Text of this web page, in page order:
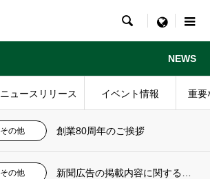
 menu
NEWS
ニュースリリース イベント情報 重要
その他 創業80周年のご挨拶
その他